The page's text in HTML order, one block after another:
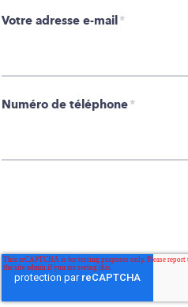
Votre adresse e-mail *
Numéro de téléphone *